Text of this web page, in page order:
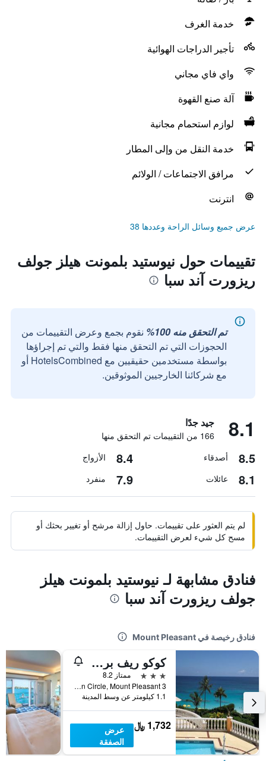
خدمة الغرف
تأجير الدراجات الهوائية
واي فاي مجاني
آلة صنع القهوة
لوازم استحمام مجانية
خدمة النقل من وإلى المطار
مرافق الاجتماعات / الولائم
انترنت
عرض جميع وسائل الراحة وعددها 38
تقييمات حول نيوستيد بلمونت هيلز جولف
ريزورت آند سبا
تم التحقق منه 100%
نقوم بجمع وعرض التقييمات من
الحجوزات التي تم التحقق منها فقط والتي تم إجراؤها
بواسطة مستخدمين حقيقيين مع HotelsCombined أو
مع شركائنا الخارجيين الموثوقين.
8.1 جيد جدًا
166 من التقييمات تم التحقق منها
8.5 أصدقاء 8.4 الأزواج
8.1 عائلات 7.9 منفرد
لم يتم العثور على تقييمات. حاول إزالة مرشح أو تغيير بحثك أو
مسح كل شيء لعرض التقييمات.
فنادق مشابهة لـ نيوستيد بلمونت هيلز
جولف ريزورت آند سبا
فنادق رخيصة في Mount Pleasant
كوكو ريف برمودا
3 نجوم
ممتاز 8.2
3 Stonington Circle, Mount Pleasant, برمودا
1.1 كيلومتر عن وسط المدينة
1,732 ﷼
عرض
الصفقة